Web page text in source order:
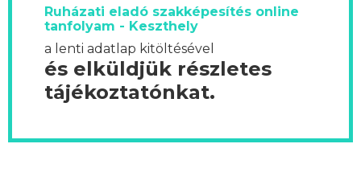
Ruházati eladó szakképesítés online
tanfolyam - Keszthely
a lenti adatlap kitöltésével
és elküldjük részletes
tájékoztatónkat.